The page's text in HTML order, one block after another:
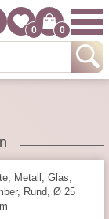
0 0
Metall, Glas,
Rund, Ø 25